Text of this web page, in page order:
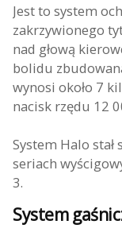
Jest to system
zakrzywionego
nad głową
bolidu
wynosi około 7
nacisk rzędu 12
System Halo
seriach
3.
System